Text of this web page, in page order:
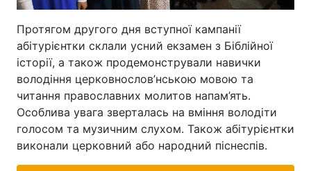
Протягом другого дня вступної кампанії
абітурієнтки склали усний екзамен з Біблійної
історії, а також продемонстрували навички
володіння церковнослов’нською мовою та
читання православних молитов напам’ять.
Особлива увага зверталась на вміння володіти
голосом та музичним слухом. Також абітурієнтки
виконали церковний або народний піснеспів.